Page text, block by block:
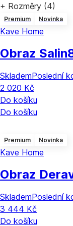
+ Rozměry (4)
Premium Novinka
Kave Home
Obraz Salin
SklademPoslední
2 020 Kč
Do košíku
Do košíku
Premium Novinka
Kave Home
Obraz
SklademPoslední
3 444 Kč
Do košíku